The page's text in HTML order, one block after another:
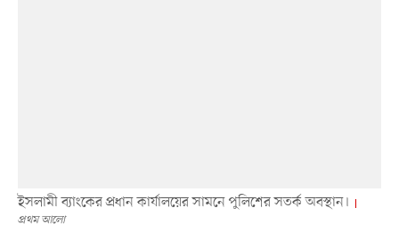
ইসলামী ব্যাংকের প্রধান কার্যালয়ের সামনে পুলিশের সতর্ক অবস্থান।
প্রথম আলো